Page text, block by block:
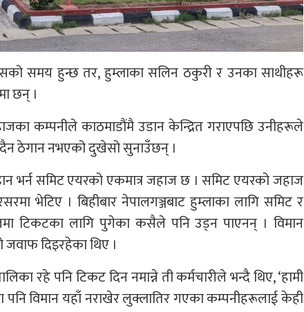
समय हुन्छ तर, हुम्लाका सलिन ठकुरी र उनका साथीहरू
छन् ।
कम्पनीले काठमाडौंमै उडान केन्द्रित गराएपछि उनीहरूले
ठेगान नभएको दुखेसो सुनाउँछन् ।
भर्न समिट एयरको एकमात्र जहाज छ । समिट एयरको जहाज
भेटिए । बिहीबार नेपालगञ्जबाट हुम्लाका लागि समिट र
टिकटका लागि पुगेका कसैले पनि उड्न पाएनन् । विमान
दिइरहेका थिए ।
रहे पनि टिकट दिन नमान्ने ती कर्मचारीले भन्दै थिए, ‘हामी
विमान यहाँ नराखेर लुक्लातिर गएका कम्पनीहरूलाई केही